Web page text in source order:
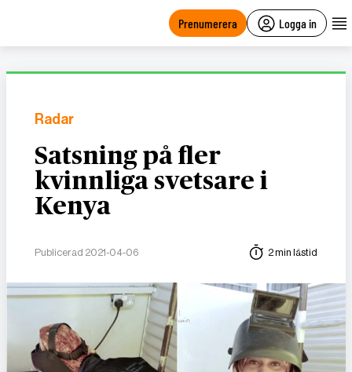
Prenumerera Logga in
Radar
Satsning på fler
kvinnliga svetsare i
Kenya
Publicerad 2021-04-06 2 min lästid